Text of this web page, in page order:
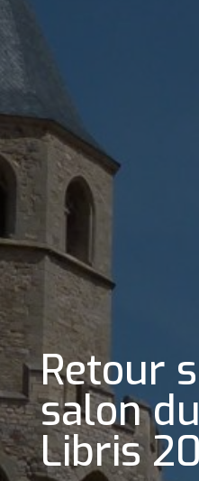
Retour
salon
Libris